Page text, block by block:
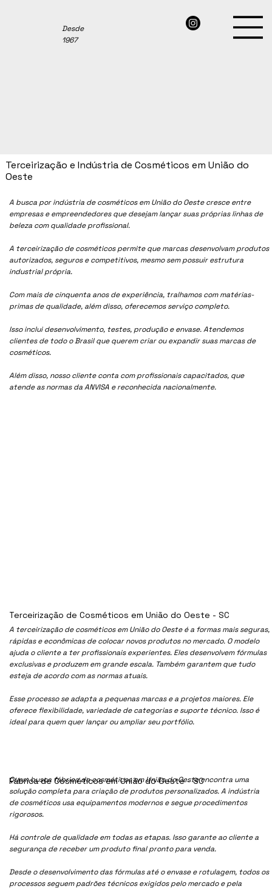
Desde
1967
A busca por indústria de cosméticos em União do Oeste cresce entre
empresas e empreendedores que desejam lançar suas próprias linhas de
beleza com qualidade profissional.
A terceirização de cosméticos permite que marcas desenvolvam produtos
autorizados, seguros e competitivos, mesmo sem possuir estrutura
industrial própria.
Com mais de cinquenta anos de experiência, tralhamos com matérias-
primas de qualidade, além disso, oferecemos serviço completo.
Isso inclui desenvolvimento, testes, produção e envase. Atendemos
clientes de todo o Brasil que querem criar ou expandir suas marcas de
cosméticos.
Além disso, nosso cliente conta com profissionais capacitados, que
atende as normas da ANVISA e reconhecida nacionalmente.
A terceirização de cosméticos em União do Oeste é a formas mais seguras,
rápidas e econômicas de colocar novos produtos no mercado. O modelo
ajuda o cliente a ter profissionais experientes. Eles desenvolvem fórmulas
exclusivas e produzem em grande escala. Também garantem que tudo
esteja de acordo com as normas atuais.
Esse processo se adapta a pequenas marcas e a projetos maiores. Ele
oferece flexibilidade, variedade de categorias e suporte técnico. Isso é
ideal para quem quer lançar ou ampliar seu portfólio.
Quem busca fábrica de cosméticos em União do Oeste encontra uma
solução completa para criação de produtos personalizados. A indústria
de cosméticos usa equipamentos modernos e segue procedimentos
rigorosos.
Há controle de qualidade em todas as etapas. Isso garante ao cliente a
segurança de receber um produto final pronto para venda.
Desde o desenvolvimento das fórmulas até o envase e rotulagem, todos os
processos seguem padrões técnicos exigidos pelo mercado e pela
Terceirização e Indústria de Cosméticos em União do
Oeste
Fábrica de Cosméticos em União do Oeste - SC
Terceirização de Cosméticos em União do Oeste - SC